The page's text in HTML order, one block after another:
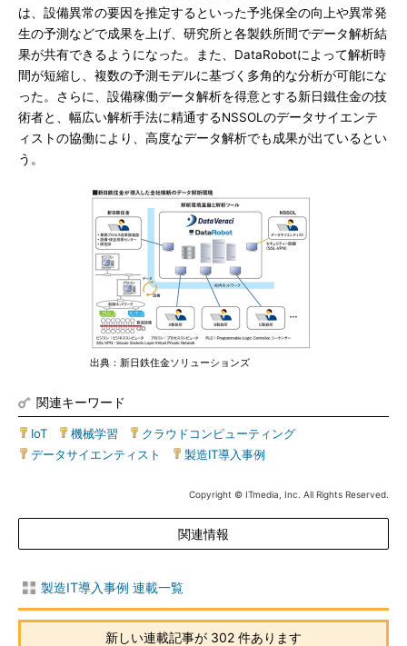
は、設備異常の要因を推定するといった予兆保全の向上や異常発
生の予測などで成果を上げ、研究所と各製鉄所間でデータ解析結
果が共有できるようになった。また、DataRobotによって解析時
間が短縮し、複数の予測モデルに基づく多角的な分析が可能にな
った。さらに、設備稼働データ解析を得意とする新日鐵住金の技
術者と、幅広い解析手法に精通するNSSOLのデータサイエンテ
ィストの協働により、高度なデータ解析でも成果が出ているとい
う。
出典：新日鉄住金ソリューションズ
関連キーワード
IoT 機械学習 クラウドコンピューティング
データサイエンティスト
製造IT導入事例
Copyright © ITmedia, Inc. All Rights Reserved.
関連情報
製造IT導入事例 連載一覧
新しい連載記事が 302 件あります